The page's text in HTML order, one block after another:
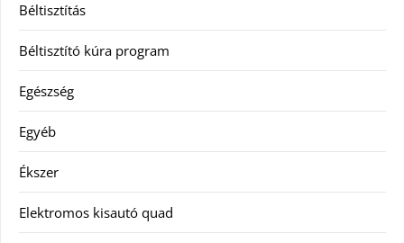
Béltisztítás
Béltisztító kúra program
Egészség
Egyéb
Ékszer
Elektromos kisautó quad